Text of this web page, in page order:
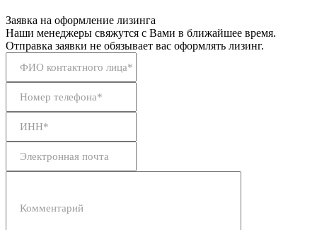
Заявка на оформление лизинга
Наши менеджеры свяжутся с Вами в ближайшее время.
Отправка заявки не обязывает вас оформлять лизинг.
ФИО контактного лица*
Номер телефона*
ИНН*
Электронная почта
Комментарий